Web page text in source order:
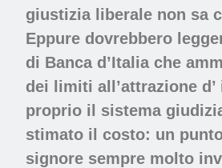
giustizia liberale non sa
Eppure dovrebbero
di Banca d’Italia che
dei limiti all’attrazione
proprio il sistema
stimato il costo: un
signore sempre molto